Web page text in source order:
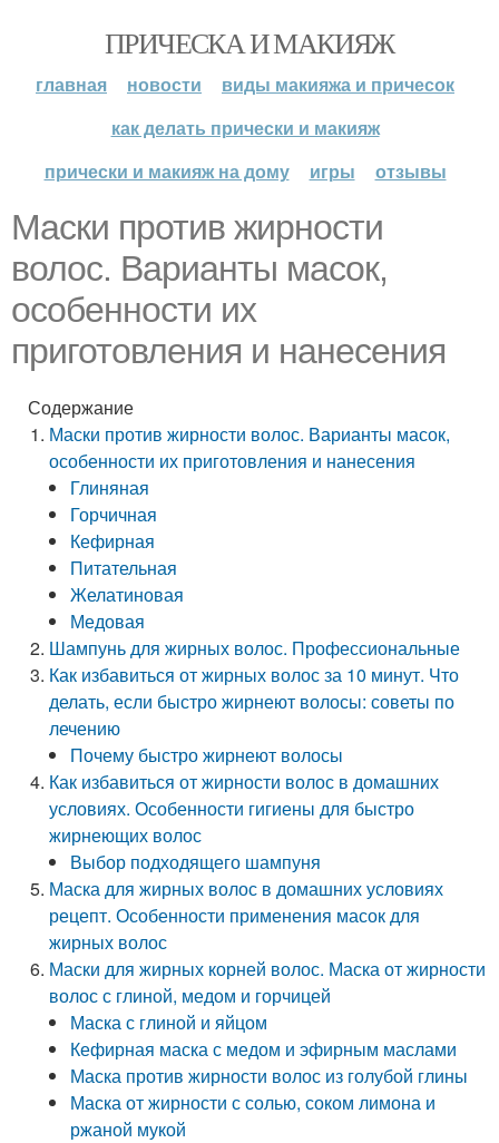
ПРИЧЕСКА И МАКИЯЖ
главная новости
виды макияжа и причесок
как делать прически и макияж
прически и макияж на дому
игры отзывы
Маски против жирности
волос. Варианты масок,
особенности их
приготовления и нанесения
Содержание
Маски против жирности волос. Варианты масок,
особенности их приготовления и нанесения
Глиняная
Горчичная
Кефирная
Питательная
Желатиновая
Медовая
Шампунь для жирных волос. Профессиональные
Как избавиться от жирных волос за 10 минут. Что
делать, если быстро жирнеют волосы: советы по
лечению
Почему быстро жирнеют волосы
Как избавиться от жирности волос в домашних
условиях. Особенности гигиены для быстро
жирнеющих волос
Выбор подходящего шампуня
Маска для жирных волос в домашних условиях
рецепт. Особенности применения масок для
жирных волос
Маски для жирных корней волос. Маска от жирности
волос с глиной, медом и горчицей
Маска с глиной и яйцом
Кефирная маска с медом и эфирным маслами
Маска против жирности волос из голубой глины
Маска от жирности с солью, соком лимона и
ржаной мукой